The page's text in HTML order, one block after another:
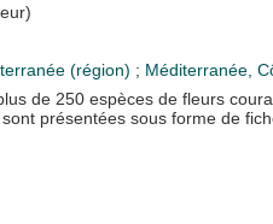
(région) ; Méditerranée,
de 250 espèces de fleurs
présentées sous forme de